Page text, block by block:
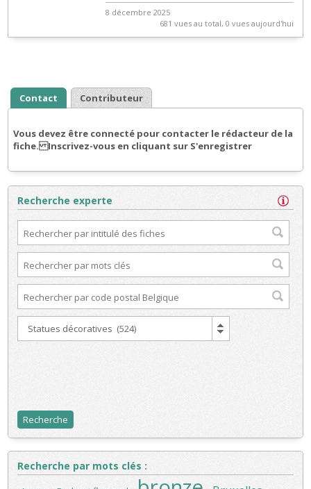
8 décembre 2025
681 vues au total, 0 vues aujourd'hui
Contact Contributeur
Vous devez être connecté pour contacter le rédacteur de la
fiche. Inscrivez-vous en cliquant sur S'enregistrer
Recherche experte
Recherche par mots clés :